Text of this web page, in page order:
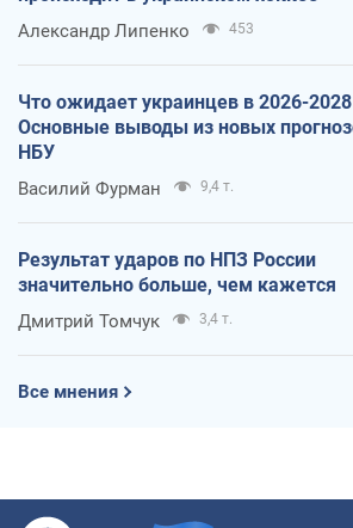
Александр Липенко 453
Что ожидает украинцев в 2026-2028
Основные выводы из новых
НБУ
Василий Фурман 9,4 т.
Результат ударов по НПЗ России
значительно больше, чем кажется
Дмитрий Томчук 3,4 т.
Все мнения